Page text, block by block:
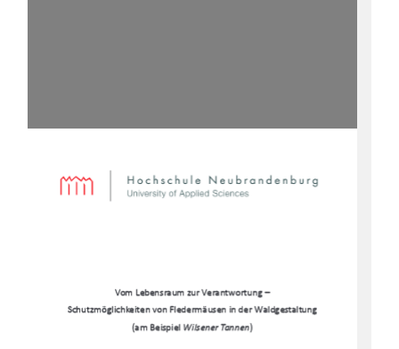
Vom Lebensraum zur Verantwortung –
Schutzmög lich keiten von F ledermäusen in der Wa ldgesta ltung
(am Beispiel Wilsener Tannen)